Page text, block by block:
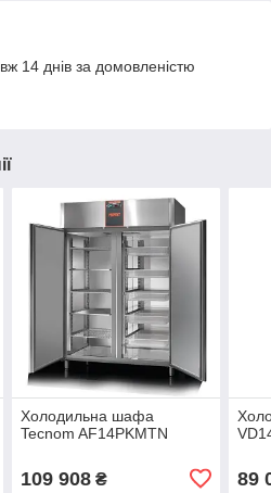
14 днів за домовленістю
Холодильна шафа
Tecnom AF14PKMTN
109 908₴ 89